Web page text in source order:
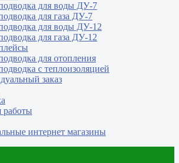
для воды ДУ-7
для газа ДУ-7
для воды ДУ-12
для газа ДУ-12
для отопления
с теплоизоляцией
заказ
работы
интернет магазины